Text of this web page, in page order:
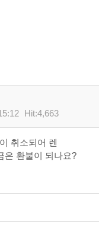
Hit:4,663
취소되어 렌
은 환불이 되나요?